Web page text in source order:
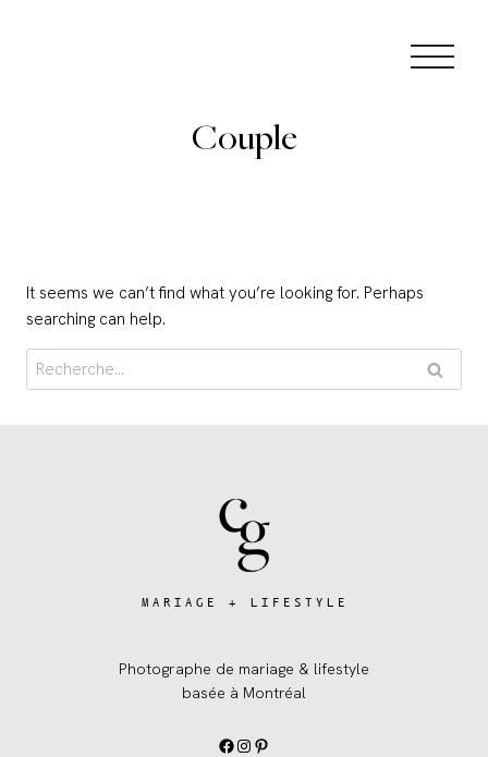
Couple
It seems we can’t find what you’re looking for. Perhaps
searching can help.
Rechercher :
MARIAGE + LIFESTYLE
Photographe de mariage & lifestyle
basée à Montréal
Facebook
Instagram
Pinterest